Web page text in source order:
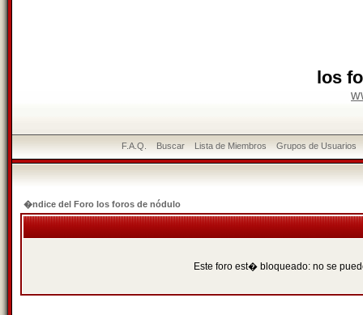
los
F.A.Q. Buscar Lista de Miembros Grupos de Usuarios
�ndice del Foro los foros de nódulo
Este foro est� bloqueado: no se